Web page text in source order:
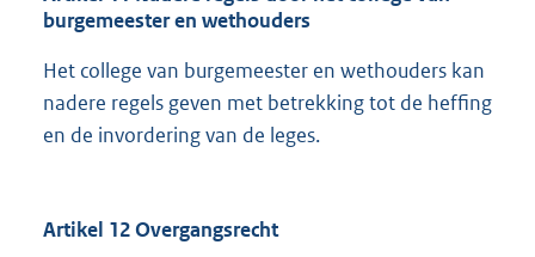
burgemeester en wethouders
Het college van burgemeester en wethouders kan
nadere regels geven met betrekking tot de heffing
en de invordering van de leges.
Artikel 12 Overgangsrecht